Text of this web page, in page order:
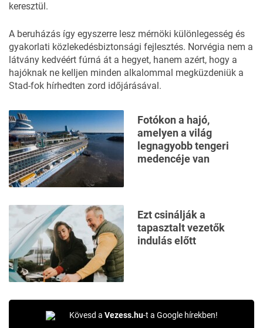
keresztül.
A beruházás így egyszerre lesz mérnöki különlegesség és
gyakorlati közlekedésbiztonsági fejlesztés. Norvégia nem a
látvány kedvéért fúrná át a hegyet, hanem azért, hogy a
hajóknak ne kelljen minden alkalommal megküzdeniük a
Stad-fok hírhedten zord időjárásával.
Fotókon a hajó,
amelyen a világ
legnagyobb tengeri
medencéje van
Ezt csinálják a
tapasztalt vezetők
indulás előtt
Kövesd a Vezess.hu-t a Google hírekben!